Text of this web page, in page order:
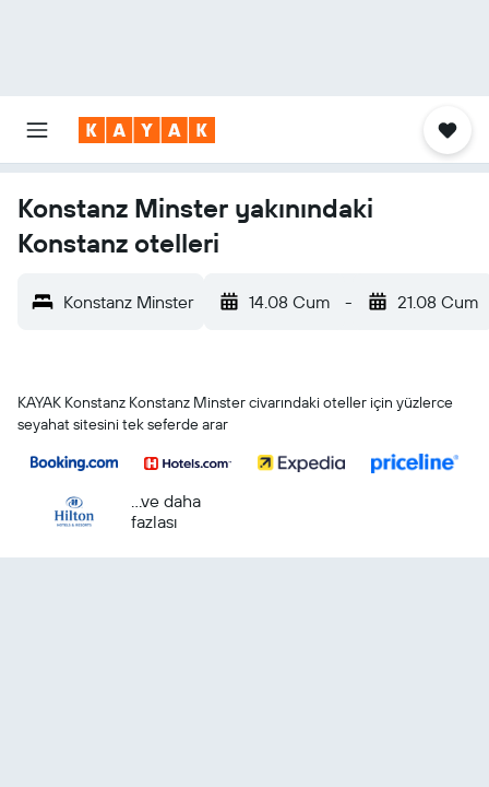
Konstanz Minster yakınındaki
Konstanz otelleri
Konstanz Minster 14.08 Cum - 21.08 Cum
KAYAK Konstanz Konstanz Minster civarındaki oteller için yüzlerce
seyahat sitesini tek seferde arar
...ve daha
fazlası